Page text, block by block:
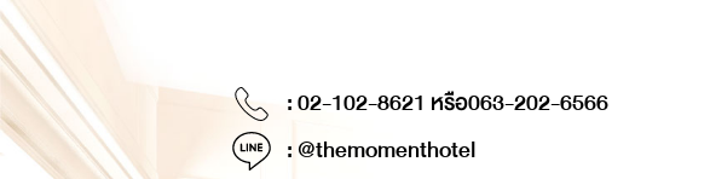
: 02-102-8621 หรือ063-202-6566
: @themomenthotel